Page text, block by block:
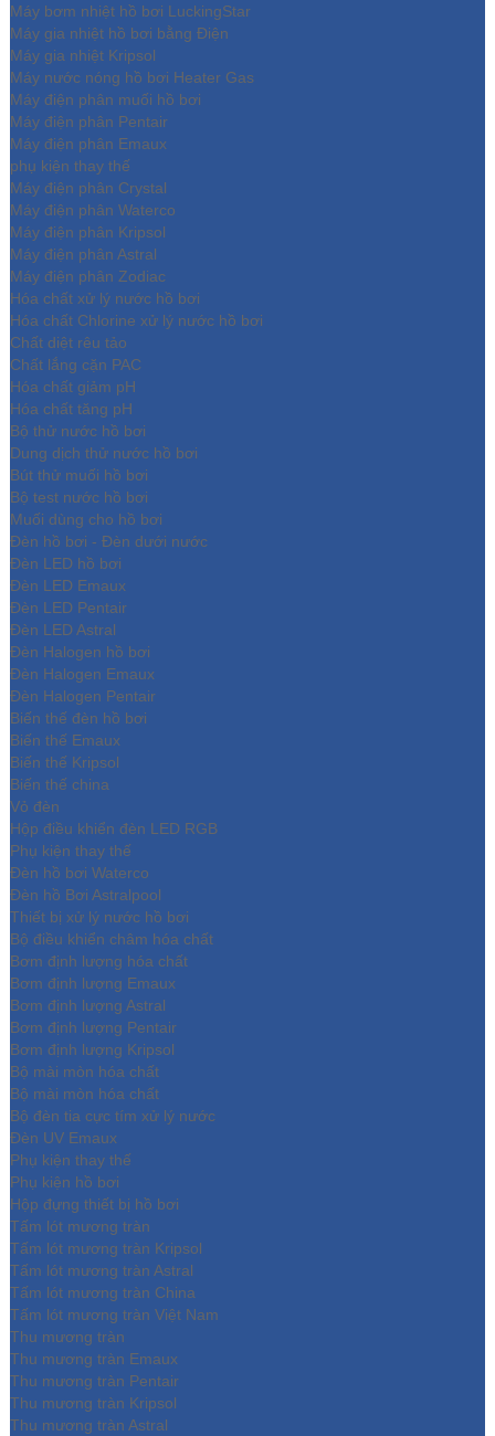
Máy bơm nhiệt hồ bơi LuckingStar
Máy gia nhiệt hồ bơi bằng Điện
Máy gia nhiệt Kripsol
Máy nước nóng hồ bơi Heater Gas
Máy điện phân muối hồ bơi
Máy điện phân Pentair
Máy điện phân Emaux
phụ kiện thay thế
Máy điện phân Crystal
Máy điện phân Waterco
Máy điện phân Kripsol
Máy điện phân Astral
Máy điện phân Zodiac
Hóa chất xử lý nước hồ bơi
Hóa chất Chlorine xử lý nước hồ bơi
Chất diệt rêu tảo
Chất lắng cặn PAC
Hóa chất giảm pH
Hóa chất tăng pH
Bộ thử nước hồ bơi
Dung dịch thử nước hồ bơi
Bút thử muối hồ bơi
Bộ test nước hồ bơi
Muối dùng cho hồ bơi
Đèn hồ bơi - Đèn dưới nước
Đèn LED hồ bơi
Đèn LED Emaux
Đèn LED Pentair
Đèn LED Astral
Đèn Halogen hồ bơi
Đèn Halogen Emaux
Đèn Halogen Pentair
Biến thế đèn hồ bơi
Biến thế Emaux
Biến thế Kripsol
Biến thế china
Vỏ đèn
Hộp điều khiển đèn LED RGB
Phụ kiện thay thế
Đèn hồ bơi Waterco
Đèn hồ Bơi Astralpool
Thiết bị xử lý nước hồ bơi
Bộ điều khiển châm hóa chất
Bơm định lượng hóa chất
Bơm định lượng Emaux
Bơm định lượng Astral
Bơm định lượng Pentair
Bơm định lượng Kripsol
Bộ mài mòn hóa chất
Bộ mài mòn hóa chất
Bộ đèn tia cực tím xử lý nước
Đèn UV Emaux
Phụ kiện thay thế
Phụ kiện hồ bơi
Hộp đựng thiết bị hồ bơi
Tấm lót mương tràn
Tấm lót mương tràn Kripsol
Tấm lót mương tràn Astral
Tấm lót mương tràn China
Tấm lót mương tràn Việt Nam
Thu mương tràn
Thu mương tràn Emaux
Thu mương tràn Pentair
Thu mương tràn Kripsol
Thu mương tràn Astral